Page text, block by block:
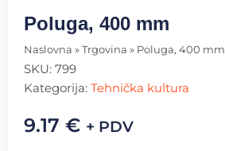
Poluga, 400 mm
Naslovna » Trgovina » Poluga, 400 mm
SKU: 799
Kategorija: Tehnička kultura
9.17 € + PDV